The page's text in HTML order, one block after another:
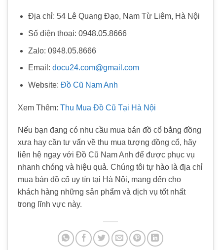
Địa chỉ: 54 Lê Quang Đạo, Nam Từ Liêm, Hà Nội
Số điện thoại: 0948.05.8666
Zalo: 0948.05.8666
Email: docu24.com@gmail.com
Website: Đồ Cũ Nam Anh
Xem Thêm: Thu Mua Đồ Cũ Tại Hà Nội
Nếu bạn đang có nhu cầu mua bán đồ cổ bằng đồng
xưa hay cần tư vấn về thu mua tượng đồng cổ, hãy
liên hệ ngay với Đồ Cũ Nam Anh để được phục vụ
nhanh chóng và hiệu quả. Chúng tôi tự hào là địa chỉ
mua bán đồ cổ uy tín tại Hà Nội, mang đến cho
khách hàng những sản phẩm và dịch vụ tốt nhất
trong lĩnh vực này.